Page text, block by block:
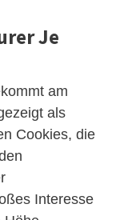
Je
am
als
Cookies, die
Interesse